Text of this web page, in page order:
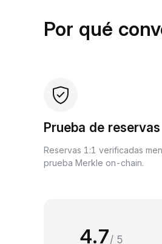
Por qué
Prueba de reservas
Reservas 1:1 verificadas
prueba Merkle on-chain.
4.7/ 5